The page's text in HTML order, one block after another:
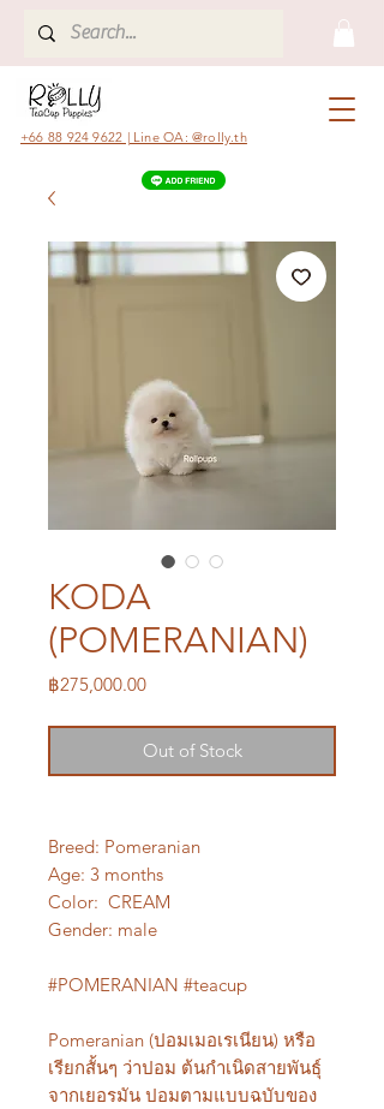
+66 88 924 9622 | Line OA: @rolly.th
KODA
(POMERANIAN)
฿275,000.00Price
Out of Stock
Breed: Pomeranian
Age: 3 months
Color: CREAM
Gender: male
#POMERANIAN #teacup
Pomeranian (ปอมเมอเรเนียน) หรือ
เรียกสั้นๆ ว่าปอม ต้นกำเนิดสายพันธุ์
จากเยอรมัน ปอมตามแบบฉบับของ